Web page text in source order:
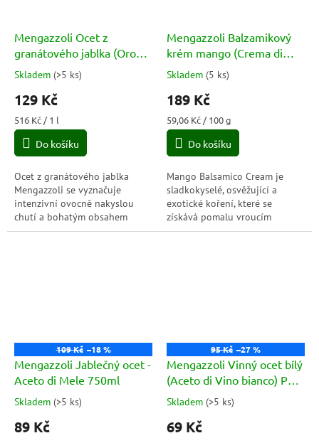
Mengazzoli Ocet z
granátového jablka (Oro
Aceto di melograno
biologico) BIO 250ml
Průměrné
produktu
je
5,0
5
hvězdiček.
Skladem (>5 ks)
129 Kč
Měrná
cena:
516 Kč / 1 l
Do košíku
Ocet z granátového jablka
Mengazzoli se vyznačuje
intenzivní ovocně nakyslou
chutí a bohatým obsahem
kyseliny citronové, přírodní
Mengazzoli Balzamikový
krém mango (Crema di
Balsamico Mango) 320g
Průměrné
produktu
je
5,0
5
hvězdiček.
Skladem (5 ks)
189 Kč
Měrná
cena:
59,06 Kč / 100 g
Do košíku
Mango Balsamico Cream je
sladkokyselé, osvěžující a
exotické koření, které se
získává pomalu vroucím
vinným octem, mangovou
109 Kč –18 %
Mengazzoli Jablečný ocet -
Aceto di Mele 750ml
Průměrné
produktu
Skladem (>5 ks)
89 Kč
95 Kč –27 %
Mengazzoli Vinný ocet bílý
(Aceto di Vino bianco) PET
1l
Průměrné
produktu
Skladem (>5 ks)
69 Kč